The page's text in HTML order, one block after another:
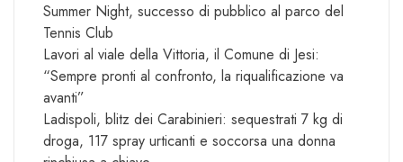
Summer Night, successo di pubblico al parco del
Tennis Club
Lavori al viale della Vittoria, il Comune di Jesi:
“Sempre pronti al confronto, la riqualificazione va
avanti”
Ladispoli, blitz dei Carabinieri: sequestrati 7 kg di
droga, 117 spray urticanti e soccorsa una donna